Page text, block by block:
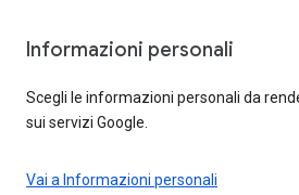
Informazioni personali
Scegli le informazioni personali da
sui servizi Google.
Vai a Informazioni personali